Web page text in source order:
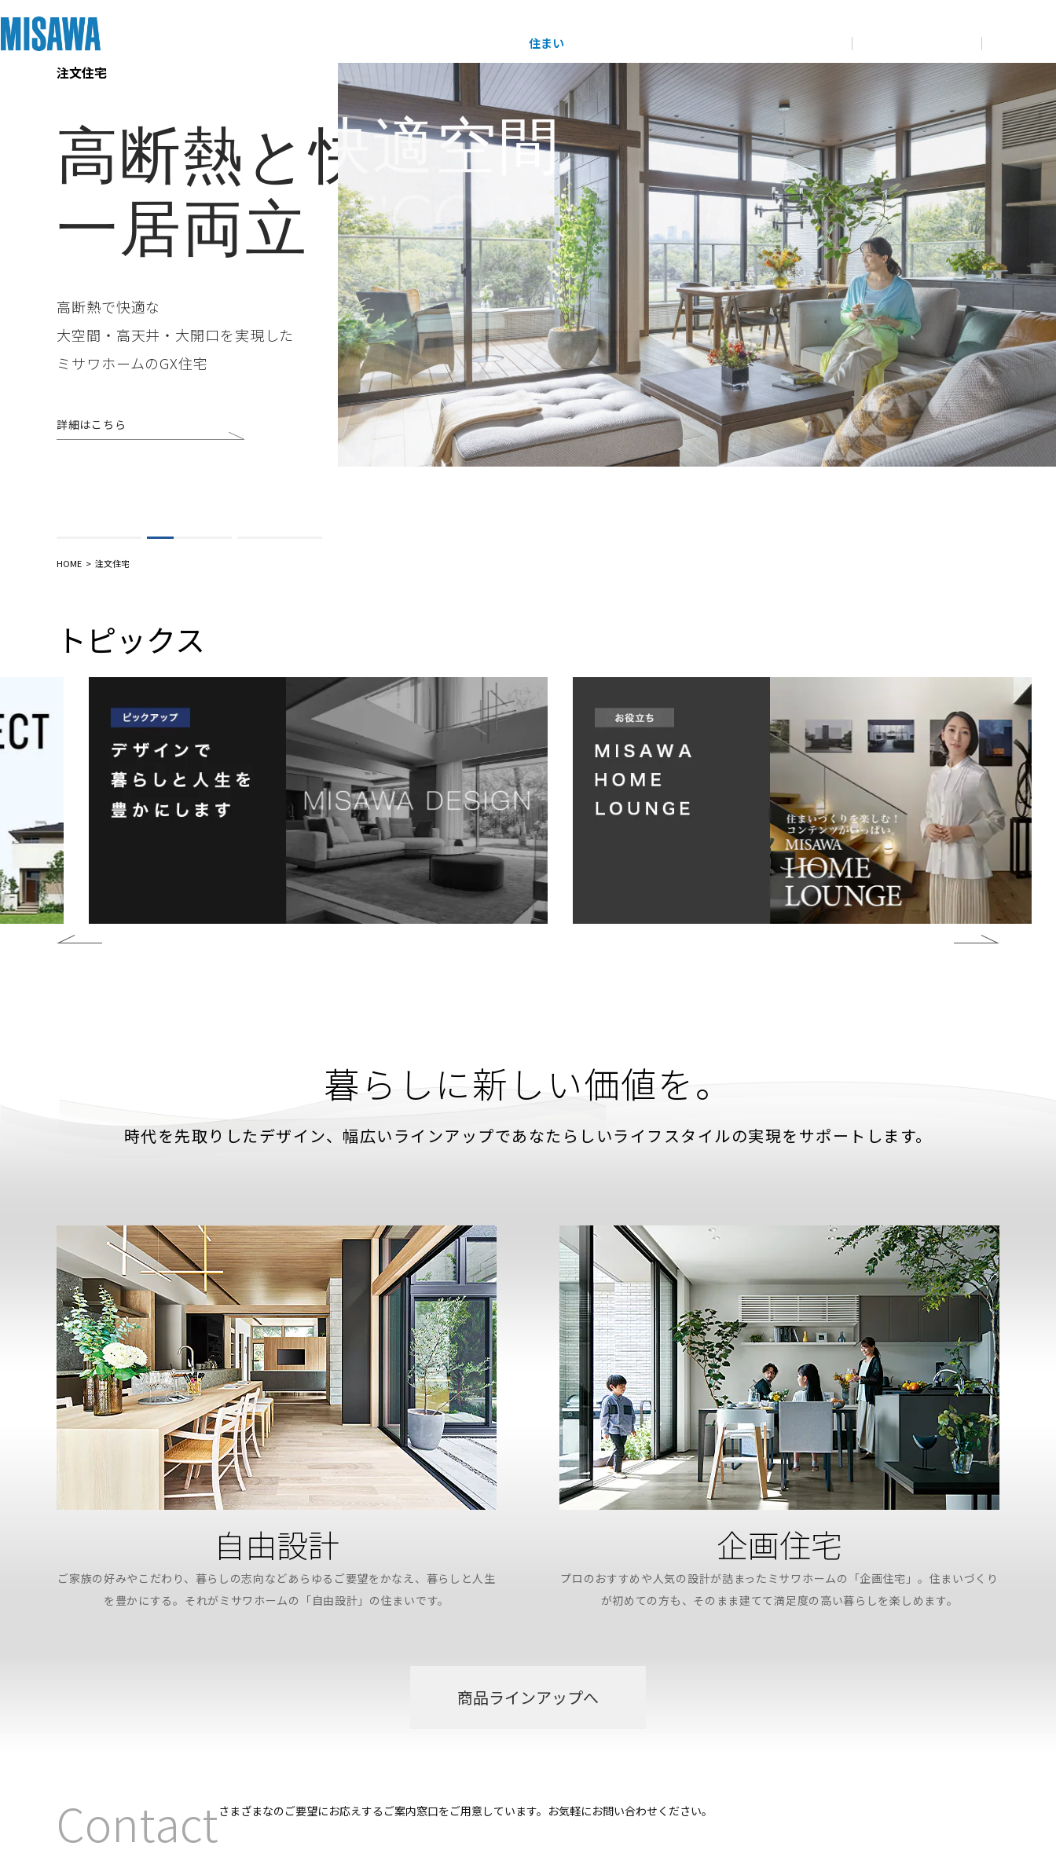
住まい
閉じる
建てる [注文住宅]
商品ラインアップ
デザイン
建築事例・建築実例
デザイナーズギャラリー
インテリア
分譲住宅（建売・土地）検索
中古住宅検索
スムストック検索
分譲マンション検索
売る [MISAWA RELAY]
住まいの売却
これから住まいをご検討の方
多彩な動画やこだわりが詰まった建築実例、注目の最新情
報など、住まいづくりを楽しく学べるデジタルラウンジで
ホームラウンジ 新築・戸建て
閉じる
個人のお客さま
賃貸住宅
賃貸併用住宅
土地活用モデルルーム見学
土地活用実例
法人のお客さま
企業不動産活用（CRE）戦略
社宅建築
医療・介護・子育て・障がい福祉施設
これから土地活用・賃貸経営をご検討の方
土地活用の基礎から長期安定経営を目指すオーナー様ま
で、賃貸経営に役立つ多彩な情報を幅広くお届けします。
ホームラウンジ 土地活用・賃貸経営
閉じる
戸建て・マンション
ミサワリフォームとは
リフォームの流れ
リフォーム事例
事業用リノベーション
ホテル・旅館リフォーム
リフォーム営業所
これからリフォームをご検討の方
実例動画や基礎知識、収納の工夫など、理想の住まいを叶
えるリフォームの具体策とアイデアを豊富にご用意してい
ホームラウンジ リフォーム
閉じる
複合開発・投資開発
複合開発事業（ASMACI-アスマチ-）
再開発・官民連携事業
収益不動産・投資開発事業
建築再生事業
事業用売買
事業用地・事業用建物
分譲用地
すべてのフィールドに新しい価値をデザインし、持続可能
な未来志向のまちづくりを実現していきます。
ミサワゼネラルソリューション
オーナーサポート 閉じる
サポートメニュー
住まいるりんぐ（ロングサポート）
保証制度
ミサワリフォーム
ご相談窓口
お客様センター
ミサワホームオーナーさま・リフォーム工事ご契約者さま
とミサワホームを結ぶコミュニケーションサイト。お得・
便利・安心なコンテンツや、ミサワホームからの大切なお
知らせなど配信しています。
ミサワオーナーズクラブ
閉じる
企業・IR
ニュース
MISAWAについて
IR情報
SDGs
環境活動
採用情報
新卒者採用
中途採用
障がい者採用
ウエルネス事業
海外事業
ミサワアイデンティティ
注文住宅
MISAWA
DESIGNERS'CODE
MARGE
高断熱と快適空間
一居両立
高断熱で快適な
大空間・高天井・大開口を実現した
ミサワホームのGX住宅
詳細はこちら
高断熱と快適空間
一居両立
HOME 注文住宅
トピックス
暮らしに新しい価値を。
時代を先取りしたデザイン、幅広いラインアップであなたらしいライフスタイルの実現をサポートします。
自由設計
ご家族の好みやこだわり、暮らしの志向などあらゆるご要望をかなえ、暮らしと人生
を豊かにする。それがミサワホームの「自由設計」の住まいです。
企画住宅
プロのおすすめや人気の設計が詰まったミサワホームの「企画住宅」。住まいづくり
が初めての方も、そのまま建てて満足度の高い暮らしを楽しめます。
商品ラインアップへ
Contactさまざまなのご要望にお応えするご案内窓口をご用意しています。お気軽にお問い合わせください。